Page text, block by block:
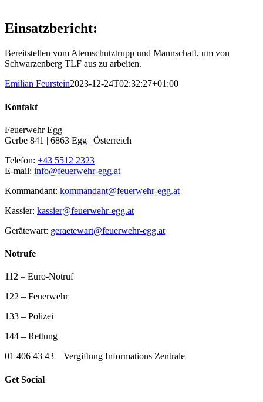
Einsatzbericht:
Bereitstellen vom Atemschutztrupp und Mannschaft, um von
Schwarzenberg TLF aus zu arbeiten.
Emilian Feurstein2023-12-24T02:32:27+01:00
Kontakt
Feuerwehr Egg
Gerbe 841 | 6863 Egg | Österreich
Telefon: +43 5512 2323
E-mail: info@feuerwehr-egg.at
Kommandant: kommandant@feuerwehr-egg.at
Kassier: kassier@feuerwehr-egg.at
Gerätewart: geraetewart@feuerwehr-egg.at
Notrufe
112 – Euro-Notruf
122 – Feuerwehr
133 – Polizei
144 – Rettung
01 406 43 43 – Vergiftung Informations Zentrale
Get Social